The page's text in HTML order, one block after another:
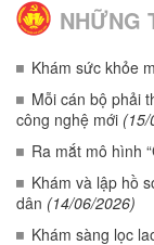
NHỮNG
Khám sức khỏe
Mỗi cán bộ phải
công nghệ mới (15/
Ra mắt mô hình
Khám và lập hồ
dân (14/06/2026)
Khám sàng lọc